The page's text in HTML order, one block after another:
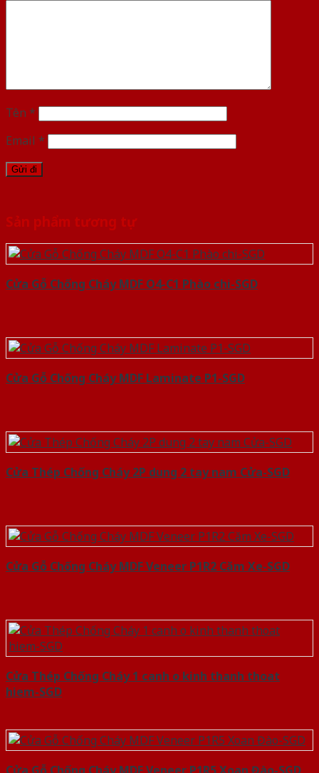
Tên *
Email *
Sản phẩm tương tự
Cửa Gỗ Chống Cháy MDF O4-C1 Phào chi-SGD
Cửa Gỗ Chống Cháy MDF Laminate P1-SGD
Cửa Thép Chống Cháy 2P dung 2 tay nam Cửa-SGD
Cửa Gỗ Chống Cháy MDF Veneer P1R2 Căm Xe-SGD
Cửa Thép Chống Cháy 1 canh o kinh thanh thoat
hiem-SGD